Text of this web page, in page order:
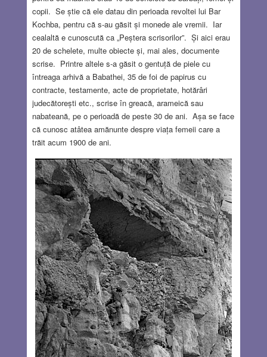
copii. Se știe că ele datau din perioada revoltei lui Bar
Kochba, pentru că s-au găsit și monede ale vremii. Iar
cealaltă e cunoscută ca „Peștera scrisorilor”. Și aici erau
20 de schelete, multe obiecte și, mai ales, documente
scrise. Printre altele s-a găsit o gentuță de piele cu
întreaga arhivă a Babathei, 35 de foi de papirus cu
contracte, testamente, acte de proprietate, hotărâri
judecătorești etc., scrise în greacă, arameică sau
nabateană, pe o perioadă de peste 30 de ani. Așa se face
că cunosc atâtea amănunte despre viața femeii care a
trăit acum 1900 de ani.